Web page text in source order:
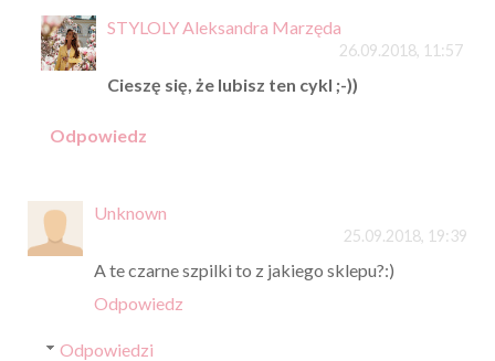
STYLOLY Aleksandra Marzęda
26.09.2018, 11:57
Cieszę się, że lubisz ten cykl ;-))
Odpowiedz
Unknown
25.09.2018, 19:39
A te czarne szpilki to z jakiego sklepu?:)
Odpowiedz
Odpowiedzi